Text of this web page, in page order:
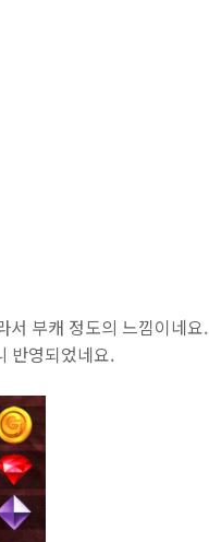
서 부캐 정도의 느낌이네요.
반영되었네요.